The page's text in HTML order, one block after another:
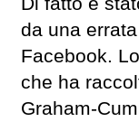
da una
Facebook.
che ha
Graham-